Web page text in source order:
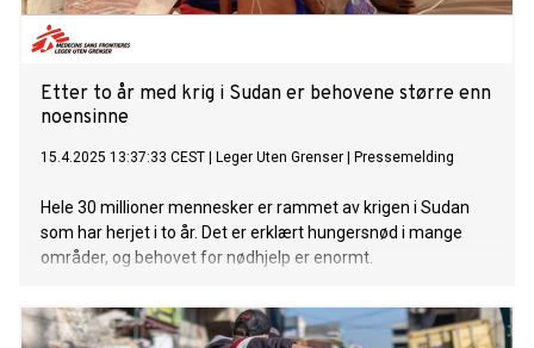
Etter to år med krig i Sudan er behovene større enn
noensinne
15.4.2025 13:37:33 CEST Leger Uten Grenser Pressemelding
Hele 30 millioner mennesker er rammet av krigen i Sudan
som har herjet i to år. Det er erklært hungersnød i mange
områder, og behovet for nødhjelp er enormt.